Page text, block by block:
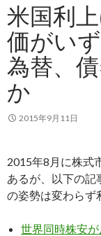
米国利
価がい
為替、
か
2015年9月11日
2015年8月に株式
あるが、以下の記
の姿勢は変わらず
世界同時株安